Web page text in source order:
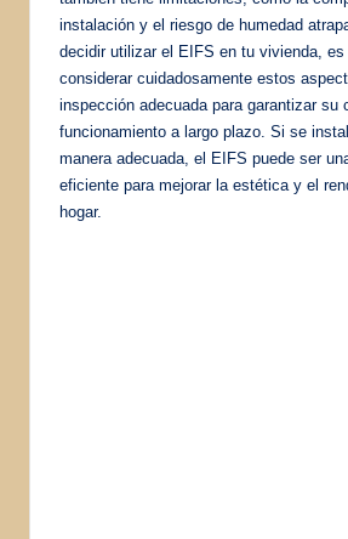
instalación y el riesgo de humedad
decidir utilizar el EIFS en tu vivienda, es
considerar cuidadosamente estos
inspección adecuada para garantizar su
funcionamiento a largo plazo. Si se
manera adecuada, el EIFS puede ser
eficiente para mejorar la estética y el
hogar.